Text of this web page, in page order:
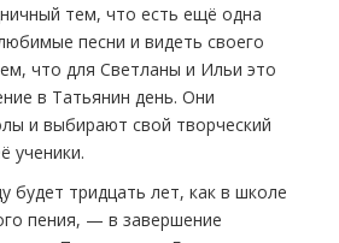
тем, что есть ещё одна
песни и видеть своего
что для Светланы и Ильи это
в Татьянин день. Они
и выбирают свой творческий
ученики.
тридцать лет, как в школе
пения, — в завершение